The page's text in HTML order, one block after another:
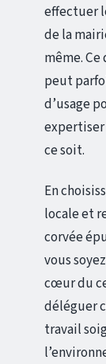
effectuer
de la
même.
peut
d’usage
ce soit.
En
locale et
corvée
vous
cœur du
déléguer
travail